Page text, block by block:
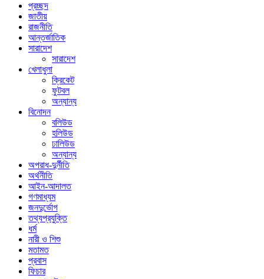
প্রচ্ছদ
জাতীয়
রাজনীতি
আন্তর্জাতিক
সারাদেশ
সারাদেশ
খেলাধুলা
ক্রিকেট
ফুটবল
অন্যান্য
বিনোদন
বলিউড
হলিউড
ঢালিউড
অন্যান্য
অপরাধ-দুর্নীতি
অর্থনীতি
আইন-আদালত
গণমাধ্যম
জনদুর্ভোগ
তথ্যপ্রযুক্তি
ধর্ম
নারী ও শিশু
মতামত
প্রবাস
ফিচার